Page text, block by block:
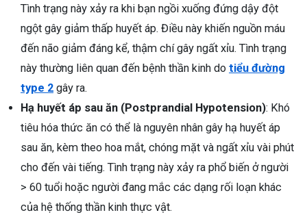
Tình trạng này xảy ra khi bạn ngồi xuống đứng dậy đột
ngột gây giảm thấp huyết áp. Điều này khiến nguồn máu
đến não giảm đáng kể, thậm chí gây ngất xỉu. Tình trạng
này thường liên quan đến bệnh thần kinh do tiểu đường
type 2 gây ra.
Hạ huyết áp sau ăn (Postprandial Hypotension): Khó
tiêu hóa thức ăn có thể là nguyên nhân gây hạ huyết áp
sau ăn, kèm theo hoa mắt, chóng mặt và ngất xỉu vài phút
cho đến vài tiếng. Tình trạng này xảy ra phổ biến ở người
> 60 tuổi hoặc người đang mắc các dạng rối loạn khác
của hệ thống thần kinh thực vật.